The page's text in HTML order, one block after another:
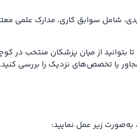
شامل سوابق کاری، مدارک علمی
بتوانید از میان پزشکان منتخب در
یا تخصص‌های نزدیک را بررسی کنید.
زیر عمل نمایید: